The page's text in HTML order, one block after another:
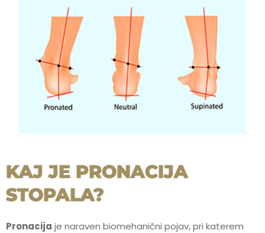
KAJ JE PRONACIJA
STOPALA?
Pronacija je naraven biomehanični pojav, pri katerem